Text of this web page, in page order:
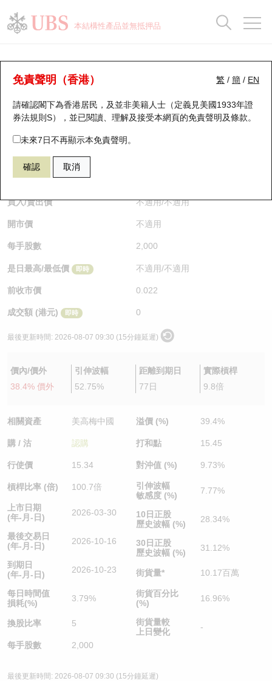
本結構性產品並無抵押品
繁 / 簡 / EN
免責聲明（香港）
請確認閣下為香港居民，及並非美籍人士（定義見美國1933年證
券法規則S），並已閱讀、理解及接受本網頁的免責聲明及條款。
未來7日不再顯示本免責聲明。
確認 取消
認股證分析儀
表現 街貨統計 比較
27687 瑞銀認購 2282 美高梅中國
$0.022 即時
買入/賣出價 不適用/不適用
開市價 不適用
每手股數 2,000
是日最高/最低價 即時 不適用/不適用
前收市價 0.022
成交額 (港元) 即時 0
最後更新時間: 2026-08-07 09:30 (15分鐘延遲)
價內/價外
38.4% 價外
引伸波幅
52.75%
距離到期日
77日
實際槓桿
9.8倍
相關資產 美高梅中國
購 / 沽 認購
行使價 15.34
槓桿比率 (倍) 100.7倍
上市日期
(年-月-日)
2026-03-30
最後交易日
(年-月-日)
2026-10-16
到期日
(年-月-日)
2026-10-23
每日時間值
損耗(%)
3.79%
換股比率 5
每手股數 2,000
溢價 (%) 39.4%
打和點 15.45
對沖值 (%) 9.73%
引伸波幅
敏感度 (%)
7.77%
10日正股
歷史波幅 (%)
28.34%
30日正股
歷史波幅 (%)
31.12%
街貨量* 10.17百萬
街貨百分比
(%)
16.96%
街貨量較
上日變化
-
最後更新時間: 2026-08-07 09:30 (15分鐘延遲)
瑞銀認股證一覽
新發行瑞銀認股證
即將到期認股證
認股證到期結算價查詢
認股證分析儀
認股證速算機
認股證/牛熊證日誌
認股證文件及公告
街貨統計
比較
牛熊全景快搜
牛熊證搜尋
牛熊證街貨分佈圖
正股牛熊證列表
新發行瑞銀牛熊證
已收回牛熊證剩餘價值
牛熊證到期結算價查詢
牛熊證分析儀
街貨統計
比較
十大升幅/跌幅
十大認股證成交分佈
十天股證佔大市成交
資金流
街貨統計
三十大平均引伸波幅
正股分析儀
二十大活躍股份
恒指成份股
國指成份股
科指成份股
相關資產沽空
中資ETFs溢價比較
AH 股價對照
持股比重
顯示所有持股比重
每月輪證大市專題
輪證專欄
講座及教育短片
認股證投資者教育
牛熊證投資者教育
認股證牛熊證常問問題